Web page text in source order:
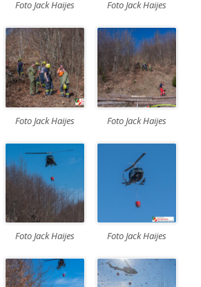
Foto Jack Haijes Foto Jack Haijes
Foto Jack Haijes Foto Jack Haijes
Foto Jack Haijes Foto Jack Haijes